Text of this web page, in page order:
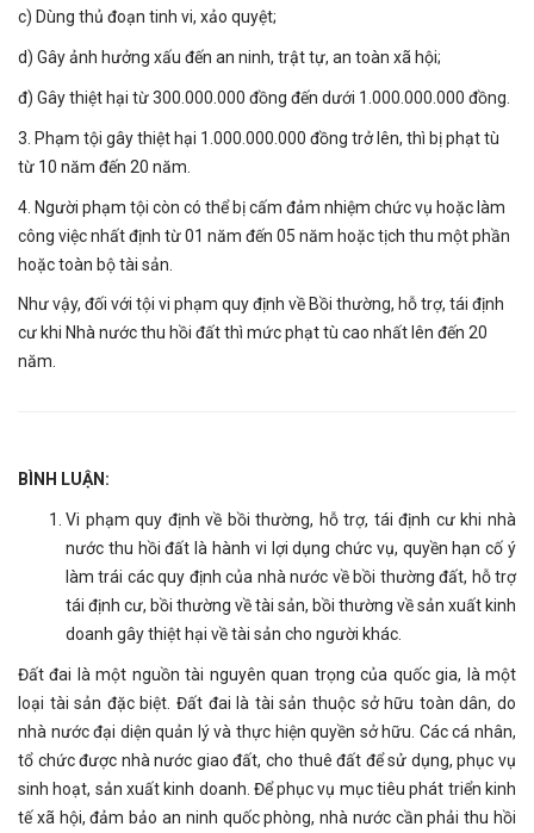
c) Dùng thủ đoạn tinh vi, xảo quyệt;
d) Gây ảnh hưởng xấu đến an ninh, trật tự, an toàn xã hội;
đ) Gây thiệt hại từ 300.000.000 đồng đến dưới 1.000.000.000 đồng.
3. Phạm tội gây thiệt hại 1.000.000.000 đồng trở lên, thì bị phạt tù
từ 10 năm đến 20 năm.
4. Người phạm tội còn có thể bị cấm đảm nhiệm chức vụ hoặc làm
công việc nhất định từ 01 năm đến 05 năm hoặc tịch thu một phần
hoặc toàn bộ tài sản.
Như vậy, đối với tội vi phạm quy định về Bồi thường, hỗ trợ, tái định
cư khi Nhà nước thu hồi đất thì mức phạt tù cao nhất lên đến 20
năm.
BÌNH LUẬN:
Vi phạm quy định về bồi thường, hỗ trợ, tái định cư khi nhà
nước thu hồi đất là hành vi lợi dụng chức vụ, quyền hạn cố ý
làm trái các quy định của nhà nước về bồi thường đất, hỗ trợ
tái định cư, bồi thường về tài sản, bồi thường về sản xuất kinh
doanh gây thiệt hại về tài sản cho người khác.
Đất đai là một nguồn tài nguyên quan trọng của quốc gia, là một
loại tài sản đặc biệt. Đất đai là tài sản thuộc sở hữu toàn dân, do
nhà nước đại diện quản lý và thực hiện quyền sở hữu. Các cá nhân,
tổ chức được nhà nước giao đất, cho thuê đất để sử dụng, phục vụ
sinh hoạt, sản xuất kinh doanh. Để phục vụ mục tiêu phát triển kinh
tế xã hội, đảm bảo an ninh quốc phòng, nhà nước cần phải thu hồi